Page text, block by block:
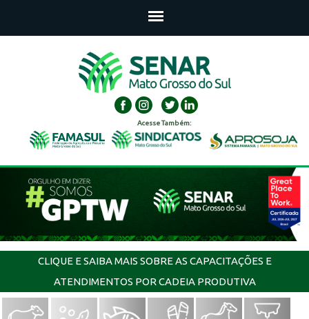
Acesse Também:
CLIQUE E SAIBA MAIS SOBRE AS CAPACITAÇÕES E
ATENDIMENTOS POR CADEIA PRODUTIVA